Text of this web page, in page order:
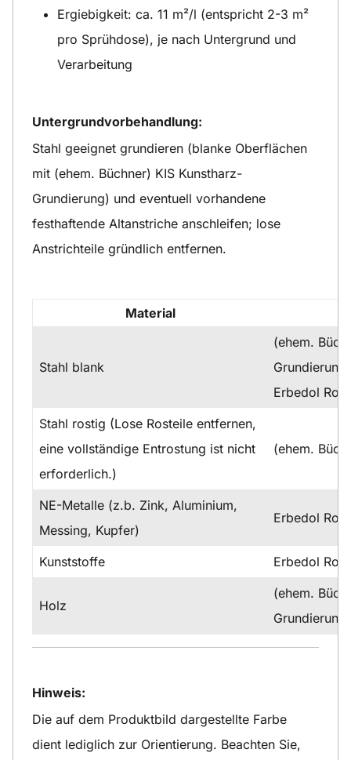
Ergiebigkeit: ca. 11 m²/l (entspricht 2-3 m²
pro Sprühdose), je nach Untergrund und
Verarbeitung
Untergrundvorbehandlung:
Stahl geeignet grundieren (blanke Oberflächen
mit (ehem. Büchner) KIS Kunstharz-
Grundierung) und eventuell vorhandene
festhaftende Altanstriche anschleifen; lose
Anstrichteile gründlich entfernen.
Material
Stahl blank
(ehem.
Grundierung
Erbedol
Stahl rostig (Lose Rosteile entfernen,
eine vollständige Entrostung ist nicht
erforderlich.)
(ehem.
NE-Metalle (z.b. Zink, Aluminium,
Messing, Kupfer)
Erbedol
Kunststoffe Erbedol
Holz
(ehem.
Grundierung
Hinweis:
Die auf dem Produktbild dargestellte Farbe
dient lediglich zur Orientierung. Beachten Sie,